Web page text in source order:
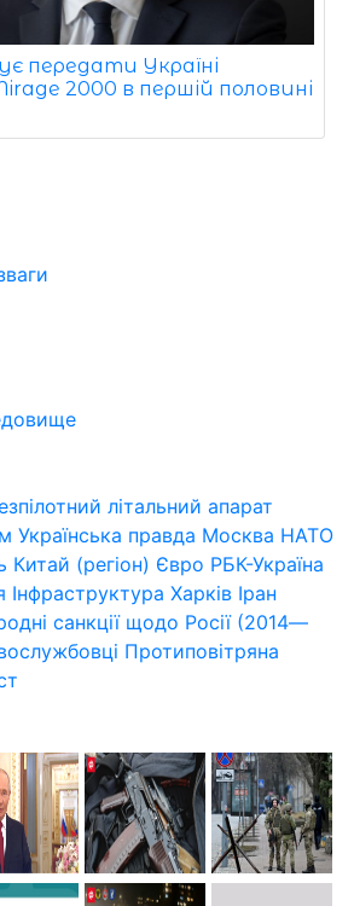
передати Україні
2000 в першій половині
літальний апарат
Українська правда Москва НАТО
Китай (регіон) Євро РБК-Україна
Інфраструктура Харків Іран
санкції щодо Росії (2014—
Протиповітряна